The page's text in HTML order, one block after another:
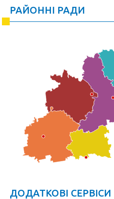
РАЙОННІ РАДИ
ДОДАТКОВІ СЕРВІСИ